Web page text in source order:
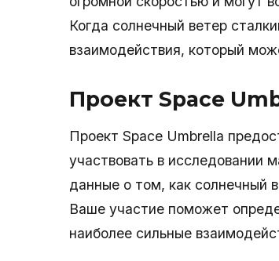
Когда солнечный ветер
взаимодействия, который
Проект Space
Проект Space Umbrella
участвовать в исследовании
данные о том, как солнечный
Ваше участие поможет
наиболее сильные